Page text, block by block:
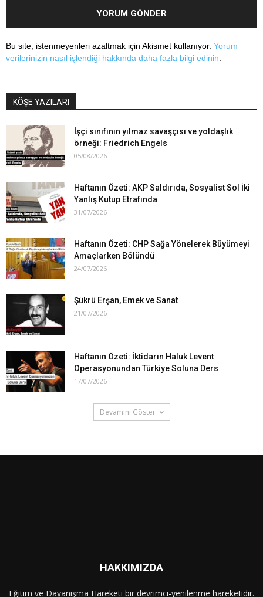
Bu site, istenmeyenleri azaltmak için Akismet kullanıyor. Yorum
verilerinizin nasıl işlendiği hakkında daha fazla bilgi edinin
KÖŞE YAZILARI
İşçi sınıfının yılmaz savaşçısı ve yoldaşlık
örneği: Friedrich Engels
05/08/2026
Haftanın Özeti: AKP Saldırıda, Sosyalist Sol İki
Yanlış Kutup Etrafında
31/07/2026
Haftanın Özeti: CHP Sağa Yönelerek Büyümeyi
Amaçlarken Bölündü
24/07/2026
Şükrü Erşan, Emek ve Sanat
21/07/2026
Haftanın Özeti: İktidarın Haluk Levent
Operasyonundan Türkiye Soluna Ders
17/07/2026
Devamını Göster
HAKKIMIZDA
Eğitim ve Dayanışma Hareketi bir devrimci-yenilenme hareketidir.